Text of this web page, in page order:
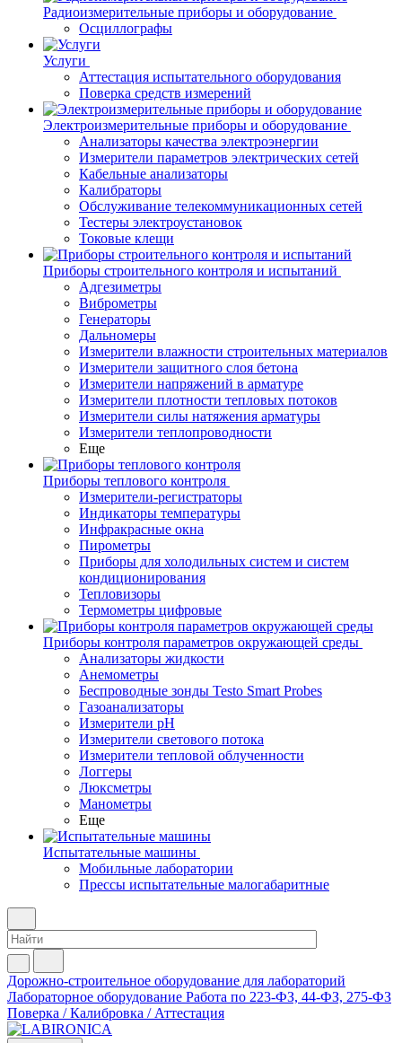
Радиоизмерительные приборы и оборудование
Осциллографы
Услуги
Аттестация испытательного оборудования
Поверка средств измерений
Электроизмерительные приборы и оборудование
Анализаторы качества электроэнергии
Измерители параметров электрических сетей
Кабельные анализаторы
Калибраторы
Обслуживание телекоммуникационных сетей
Тестеры электроустановок
Токовые клещи
Приборы строительного контроля и испытаний
Адгезиметры
Виброметры
Генераторы
Дальномеры
Измерители влажности строительных материалов
Измерители защитного слоя бетона
Измерители напряжений в арматуре
Измерители плотности тепловых потоков
Измерители силы натяжения арматуры
Измерители теплопроводности
Еще
Приборы теплового контроля
Измерители-регистраторы
Индикаторы температуры
Инфракрасные окна
Пирометры
Приборы для холодильных систем и систем
кондиционирования
Тепловизоры
Термометры цифровые
Приборы контроля параметров окружающей среды
Анализаторы жидкости
Анемометры
Беспроводные зонды Testo Smart Probes
Газоанализаторы
Измерители pH
Измерители светового потока
Измерители тепловой облученности
Логгеры
Люксметры
Манометры
Еще
Испытательные машины
Мобильные лаборатории
Прессы испытательные малогабаритные
Дорожно-строительное оборудование для лабораторий
Лабораторное оборудование Работа по 223-ФЗ, 44-ФЗ, 275-ФЗ
Поверка / Калибровка / Аттестация